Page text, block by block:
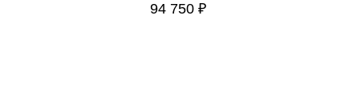
94 750 ₽